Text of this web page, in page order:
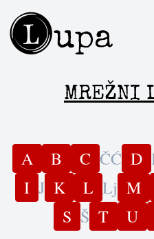
Lupa
MREŽNI
A B C ČĆ D
I J K L Lj M
S Š T U